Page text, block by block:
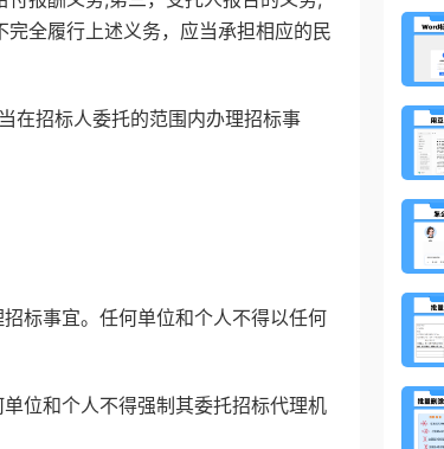
全履行上述义务，应当承担相应的民
招标人委托的范围内办理招标事
标事宜。任何单位和个人不得以任何
位和个人不得强制其委托招标代理机